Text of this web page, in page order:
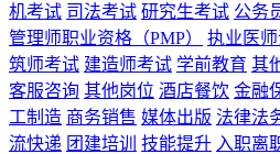
机考试 司法考试 研究生考试 公务
管理师职业资格（PMP）
执业医
筑师考试 建造师考试 学前教育 其
客服咨询 其他岗位 酒店餐饮 金融
工制造 商务销售 媒体出版 法律法
流快递 团建培训 技能提升 入职离